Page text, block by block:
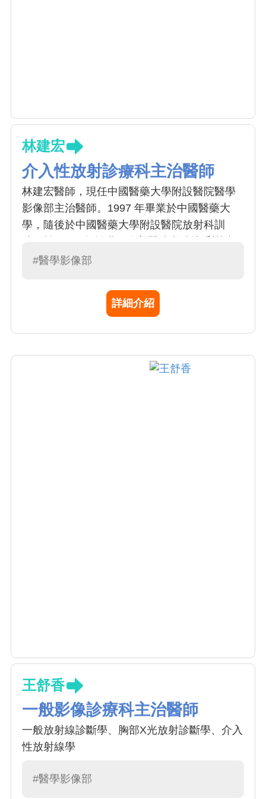
林建宏
介入性放射診療科主治醫師
林建宏醫師，現任中國醫藥大學附設醫院醫學
影像部主治醫師。1997 年畢業於中國醫藥大
學，隨後於中國醫藥大學附設醫院放射科訓
於 2008 年獲得放射線診斷專科醫師，專長為介
#醫學影像部
詳細介紹
王舒香
一般影像診療科主治醫師
一般放射線診斷學、胸部X光放射診斷學、介入
性放射線學
#醫學影像部